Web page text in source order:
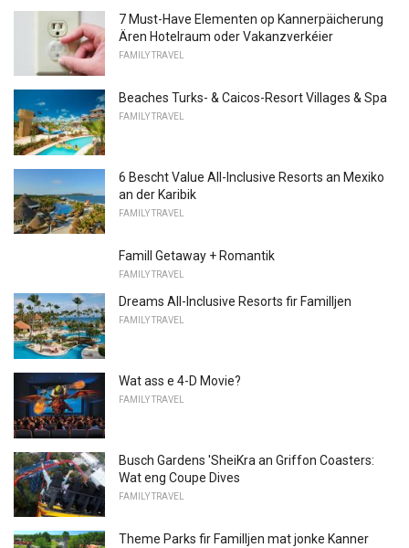
7 Must-Have Elementen op Kannerpäicherung
Ären Hotelraum oder Vakanzverkéier
FAMILY TRAVEL
Beaches Turks- & Caicos-Resort Villages & Spa
FAMILY TRAVEL
6 Bescht Value All-Inclusive Resorts an Mexiko
an der Karibik
FAMILY TRAVEL
Famill Getaway + Romantik
FAMILY TRAVEL
Dreams All-Inclusive Resorts fir Familljen
FAMILY TRAVEL
Wat ass e 4-D Movie?
FAMILY TRAVEL
Busch Gardens 'SheiKra an Griffon Coasters:
Wat eng Coupe Dives
FAMILY TRAVEL
Theme Parks fir Familljen mat jonke Kanner